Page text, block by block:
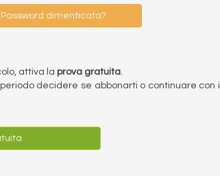
Password dimenticata?
attiva la prova gratuita.
decidere se abbonarti o continuare con i